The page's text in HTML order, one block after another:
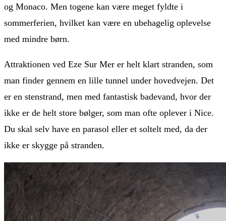
og Monaco. Men togene kan være meget fyldte i
sommerferien, hvilket kan være en ubehagelig oplevelse
med mindre børn.
Attraktionen ved Eze Sur Mer er helt klart stranden, som
man finder gennem en lille tunnel under hovedvejen. Det
er en stenstrand, men med fantastisk badevand, hvor der
ikke er de helt store bølger, som man ofte oplever i Nice.
Du skal selv have en parasol eller et soltelt med, da der
ikke er skygge på stranden.